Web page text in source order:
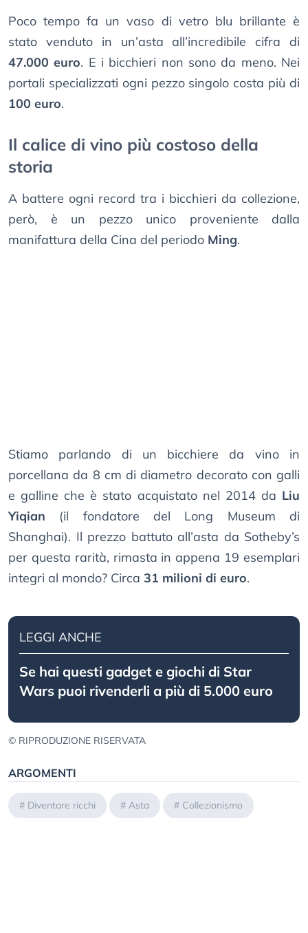
Poco tempo fa un vaso di vetro blu brillante è
stato venduto in un’asta all’incredibile cifra di
47.000 euro. E i bicchieri non sono da meno. Nei
portali specializzati ogni pezzo singolo costa più di
100 euro.
Il calice di vino più costoso della
storia
A battere ogni record tra i bicchieri da collezione,
però, è un pezzo unico proveniente dalla
manifattura della Cina del periodo Ming.
Stiamo parlando di un bicchiere da vino in
porcellana da 8 cm di diametro decorato con galli
e galline che è stato acquistato nel 2014 da Liu
Yiqian (il fondatore del Long Museum di
Shanghai). Il prezzo battuto all’asta da Sotheby’s
per questa rarità, rimasta in appena 19 esemplari
integri al mondo? Circa 31 milioni di euro.
LEGGI ANCHE
Se hai questi gadget e giochi di Star
Wars puoi rivenderli a più di 5.000 euro
© RIPRODUZIONE RISERVATA
ARGOMENTI
# Diventare ricchi # Asta # Collezionismo